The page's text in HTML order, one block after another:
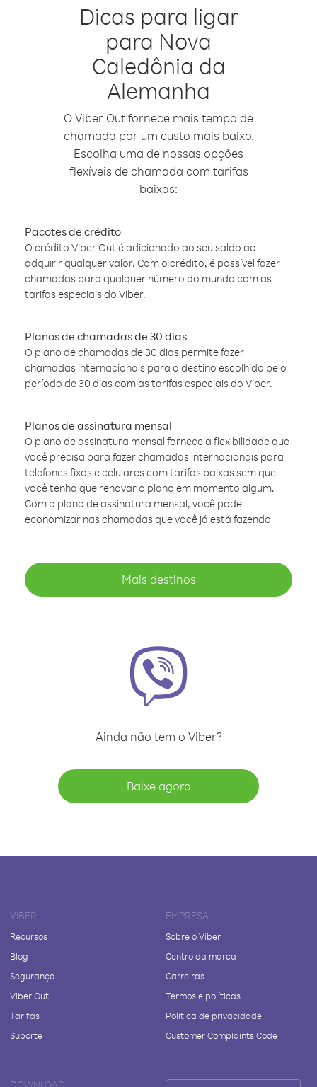
Dicas para ligar
para Nova
Caledônia da
Alemanha
O Viber Out fornece mais tempo de
chamada por um custo mais baixo.
Escolha uma de nossas opções
flexíveis de chamada com tarifas
baixas:
Pacotes de crédito
O crédito Viber Out é adicionado ao seu saldo ao
adquirir qualquer valor. Com o crédito, é possível fazer
chamadas para qualquer número do mundo com as
tarifas especiais do Viber.
Planos de chamadas de 30 dias
O plano de chamadas de 30 dias permite fazer
chamadas internacionais para o destino escolhido pelo
período de 30 dias com as tarifas especiais do Viber.
Planos de assinatura mensal
O plano de assinatura mensal fornece a flexibilidade que
você precisa para fazer chamadas internacionais para
telefones fixos e celulares com tarifas baixas sem que
você tenha que renovar o plano em momento algum.
Com o plano de assinatura mensal, você pode
economizar nas chamadas que você já está fazendo
Mais destinos
Ainda não tem o Viber?
Baixe agora
VIBER
Recursos
Blog
Segurança
Viber Out
Tarifas
Suporte
EMPRESA
Sobre o Viber
Centro da marca
Carreiras
Termos e políticas
Política de privacidade
Customer Complaints Code
DOWNLOAD